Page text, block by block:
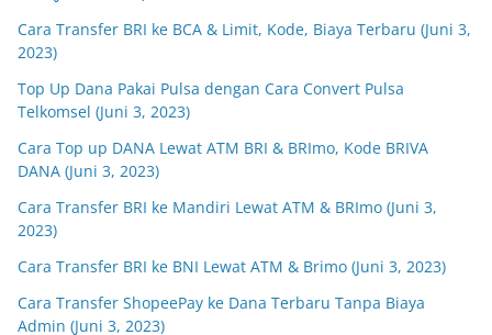
Cara Transfer BRI ke BCA & Limit, Kode, Biaya Terbaru (Juni 3,
2023)
Top Up Dana Pakai Pulsa dengan Cara Convert Pulsa
Telkomsel (Juni 3, 2023)
Cara Top up DANA Lewat ATM BRI & BRImo, Kode BRIVA
DANA (Juni 3, 2023)
Cara Transfer BRI ke Mandiri Lewat ATM & BRImo (Juni 3,
2023)
Cara Transfer BRI ke BNI Lewat ATM & Brimo (Juni 3, 2023)
Cara Transfer ShopeePay ke Dana Terbaru Tanpa Biaya
Admin (Juni 3, 2023)